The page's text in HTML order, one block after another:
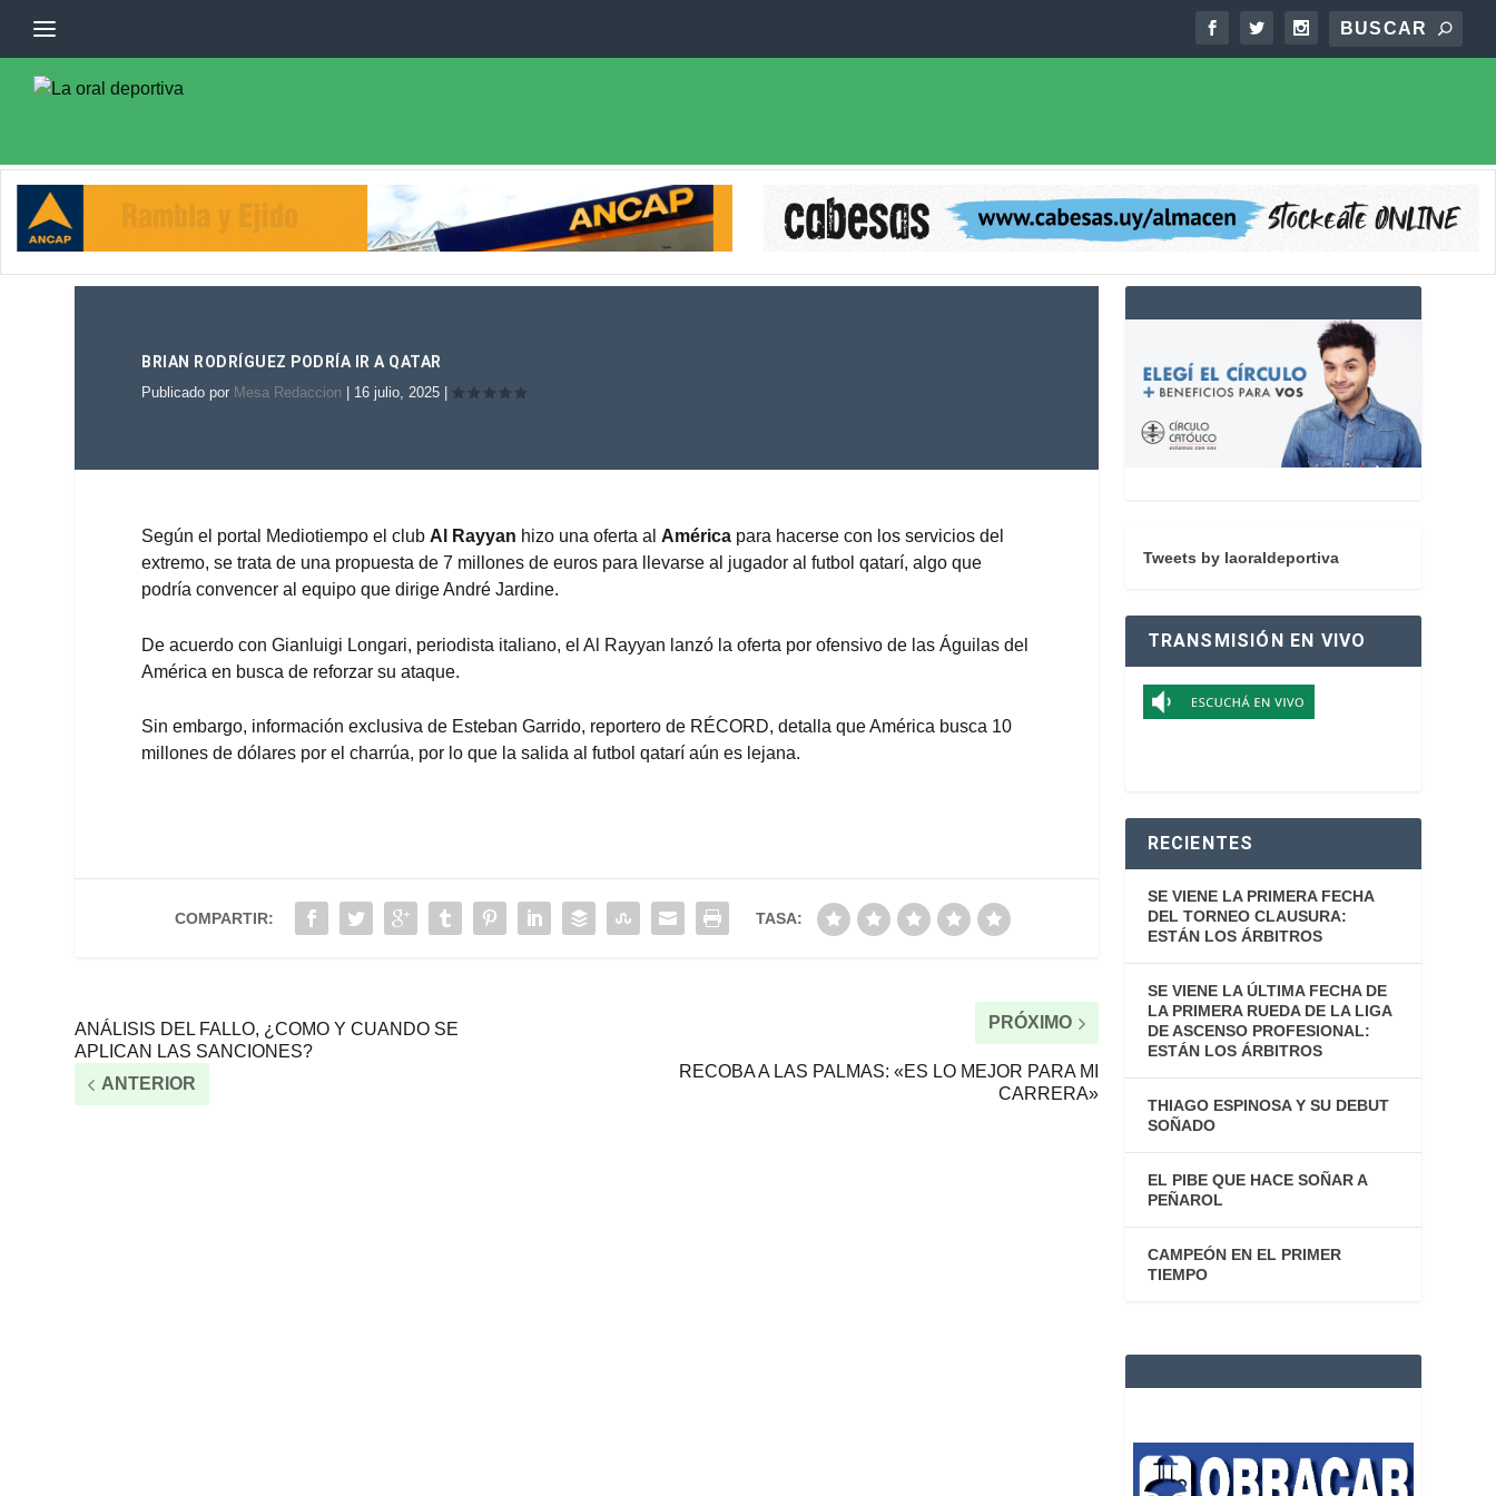
BRIAN RODRÍGUEZ PODRÍA IR A QATAR
Publicado por Mesa Redaccion 16 julio, 2025
Según el portal Mediotiempo el club Al Rayyan hizo una oferta al América para hacerse con los servicios del
extremo, se trata de una propuesta de 7 millones de euros para llevarse al jugador al futbol qatarí, algo que
podría convencer al equipo que dirige André Jardine.
De acuerdo con Gianluigi Longari, periodista italiano, el Al Rayyan lanzó la oferta por ofensivo de las Águilas del
América en busca de reforzar su ataque.
Sin embargo, información exclusiva de Esteban Garrido, reportero de RÉCORD, detalla que América busca 10
millones de dólares por el charrúa, por lo que la salida al futbol qatarí aún es lejana.
COMPARTIR: TASA:
ANÁLISIS DEL FALLO, ¿COMO Y CUANDO SE
APLICAN LAS SANCIONES?
ANTERIOR
PRÓXIMO
RECOBA A LAS PALMAS: «ES LO MEJOR PARA MI
CARRERA»
Tweets by laoraldeportiva
TRANSMISIÓN EN VIVO
RECIENTES
SE VIENE LA PRIMERA FECHA
DEL TORNEO CLAUSURA:
ESTÁN LOS ÁRBITROS
SE VIENE LA ÚLTIMA FECHA DE
LA PRIMERA RUEDA DE LA LIGA
DE ASCENSO PROFESIONAL:
ESTÁN LOS ÁRBITROS
THIAGO ESPINOSA Y SU DEBUT
SOÑADO
EL PIBE QUE HACE SOÑAR A
PEÑAROL
CAMPEÓN EN EL PRIMER
TIEMPO